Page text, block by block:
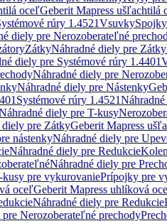
oceľGeberit Mapress ušľachtilá
rúry 1.4521VsuvkySpojky
diely pre Nerozoberateľné
ZátkyNáhradné diely pre Zátky
diely pre Systémové rúry 1.4401
Náhradné diely pre
Náhradné diely pre Nástenky
Systémové rúry 1.4521
diely pre T-kusy
diely pre ZátkyGeberit Mapress
nástenkyNáhradné diely pre
Náhradné diely pre Redukcie
Náhradné diely pre
pre vykurovaniePrípojky pre
oceľGeberit Mapress uhlíková
Náhradné diely pre Redukcie
Nerozoberateľné prechody